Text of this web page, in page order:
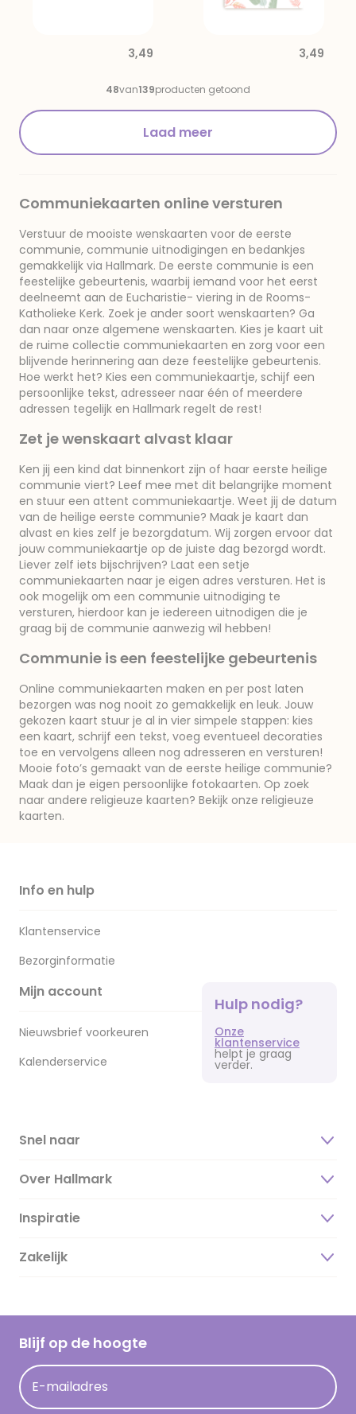
3,49 3,49
48van139producten getoond
Laad meer
Communiekaarten online versturen
Verstuur de mooiste wenskaarten voor de eerste
communie, communie uitnodigingen en bedankjes
gemakkelijk via Hallmark. De eerste communie is een
feestelijke gebeurtenis, waarbij iemand voor het eerst
deelneemt aan de Eucharistie- viering in de Rooms-
Katholieke Kerk. Zoek je ander soort wenskaarten? Ga
dan naar onze algemene wenskaarten. Kies je kaart uit
de ruime collectie communiekaarten en zorg voor een
blijvende herinnering aan deze feestelijke gebeurtenis.
Hoe werkt het? Kies een communiekaartje, schijf een
persoonlijke tekst, adresseer naar één of meerdere
adressen tegelijk en Hallmark regelt de rest!
Zet je wenskaart alvast klaar
Ken jij een kind dat binnenkort zijn of haar eerste heilige
communie viert? Leef mee met dit belangrijke moment
en stuur een attent communiekaartje. Weet jij de datum
van de heilige eerste communie? Maak je kaart dan
alvast en kies zelf je bezorgdatum. Wij zorgen ervoor dat
jouw communiekaartje op de juiste dag bezorgd wordt.
Liever zelf iets bijschrijven? Laat een setje
communiekaarten naar je eigen adres versturen. Het is
ook mogelijk om een communie uitnodiging te
versturen, hierdoor kan je iedereen uitnodigen die je
graag bij de communie aanwezig wil hebben!
Communie is een feestelijke gebeurtenis
Online communiekaarten maken en per post laten
bezorgen was nog nooit zo gemakkelijk en leuk. Jouw
gekozen kaart stuur je al in vier simpele stappen: kies
een kaart, schrijf een tekst, voeg eventueel decoraties
toe en vervolgens alleen nog adresseren en versturen!
Mooie foto’s gemaakt van de eerste heilige communie?
Maak dan je eigen persoonlijke fotokaarten. Op zoek
naar andere religieuze kaarten? Bekijk onze religieuze
kaarten.
Info en hulp
Klantenservice
Bezorginformatie
Mijn account
Nieuwsbrief voorkeuren
Kalenderservice
Hulp nodig?
Onze
klantenservice
helpt je graag
verder.
Snel naar
Over Hallmark
Over ons
Duurzaamheid
Hallmark Kaartclub
Acties
Persberichten
Inspiratie
Magazine
Cadeau inspiratie
Kaartinspiratie
Zakelijk
Blijf op de hoogte
E-mailadres